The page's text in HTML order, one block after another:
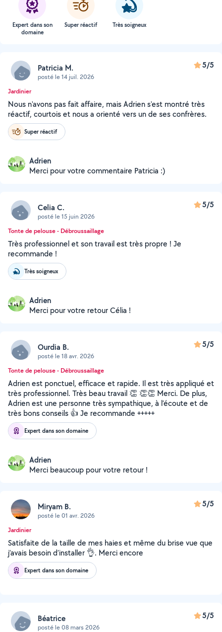
Expert dans son
domaine
Super réactif Très soigneux
Patricia M.
posté le 14 juil. 2026
5/5
Jardinier
Nous n'avons pas fait affaire, mais Adrien s'est montré très
réactif, courtois et nous a orienté vers un de ses confrères.
Super réactif
Adrien
Merci pour votre commentaire Patricia :)
Celia C.
posté le 15 juin 2026
5/5
Tonte de pelouse - Débroussaillage
Très professionnel et son travail est très propre ! Je
recommande !
Très soigneux
Adrien
Merci pour votre retour Célia !
Ourdia B.
posté le 18 avr. 2026
5/5
Tonte de pelouse - Débroussaillage
Adrien est ponctuel, efficace et rapide. Il est très appliqué et
très professionnel. Très beau travail 👏 👏👏 Merci. De plus,
Adrien est une personne très sympathique, à l’écoute et de
très bons conseils 👍 Je recommande +++++
Expert dans son domaine
Adrien
Merci beaucoup pour votre retour !
Miryam B.
posté le 01 avr. 2026
5/5
Jardinier
Satisfaite de la taille de mes haies et même du brise vue que
j’avais besoin d’installer 👌. Merci encore
Expert dans son domaine
Béatrice
posté le 08 mars 2026
5/5